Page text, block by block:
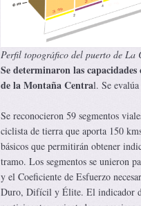
Perfil topográfico del puerto de La
Se determinaron las
de la Montaña Central. Se
Se reconocieron 59 segmentos
ciclista de tierra que aporta 150
básicos que permitirán obtener
tramo. Los segmentos se unieron
y el Coeficiente de Esfuerzo
Duro, Difícil y Élite. El indicador